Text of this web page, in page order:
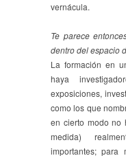
vernácula.
Te parece
dentro del espacio
La formación en
haya
exposiciones,
como los que
en cierto modo no
medida)
importantes;